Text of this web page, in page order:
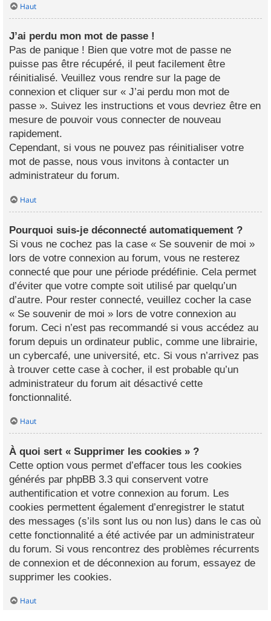
Haut
J’ai perdu mon mot de passe !
Pas de panique ! Bien que votre mot de passe ne
puisse pas être récupéré, il peut facilement être
réinitialisé. Veuillez vous rendre sur la page de
connexion et cliquer sur « J’ai perdu mon mot de
passe ». Suivez les instructions et vous devriez être en
mesure de pouvoir vous connecter de nouveau
rapidement.
Cependant, si vous ne pouvez pas réinitialiser votre
mot de passe, nous vous invitons à contacter un
administrateur du forum.
Haut
Pourquoi suis-je déconnecté automatiquement ?
Si vous ne cochez pas la case « Se souvenir de moi »
lors de votre connexion au forum, vous ne resterez
connecté que pour une période prédéfinie. Cela permet
d’éviter que votre compte soit utilisé par quelqu’un
d’autre. Pour rester connecté, veuillez cocher la case
« Se souvenir de moi » lors de votre connexion au
forum. Ceci n’est pas recommandé si vous accédez au
forum depuis un ordinateur public, comme une librairie,
un cybercafé, une université, etc. Si vous n’arrivez pas
à trouver cette case à cocher, il est probable qu’un
administrateur du forum ait désactivé cette
fonctionnalité.
Haut
À quoi sert « Supprimer les cookies » ?
Cette option vous permet d’effacer tous les cookies
générés par phpBB 3.3 qui conservent votre
authentification et votre connexion au forum. Les
cookies permettent également d’enregistrer le statut
des messages (s’ils sont lus ou non lus) dans le cas où
cette fonctionnalité a été activée par un administrateur
du forum. Si vous rencontrez des problèmes récurrents
de connexion et de déconnexion au forum, essayez de
supprimer les cookies.
Haut